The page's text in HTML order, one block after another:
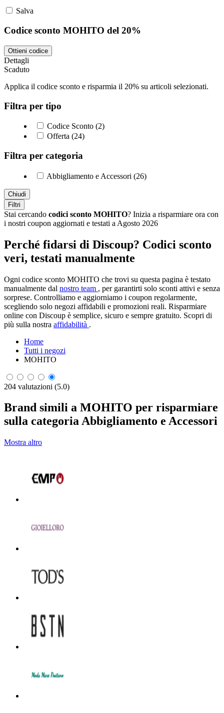
Salva
Codice sconto MOHITO del 20%
Ottieni codice
Dettagli
Scaduto
Applica il codice sconto e risparmia il 20% su articoli selezionati.
Filtra per tipo
Codice Sconto (2)
Offerta (24)
Filtra per categoria
Abbigliamento e Accessori (26)
Chiudi
Filtri
Stai cercando codici sconto MOHITO? Inizia a risparmiare ora con
i nostri coupon aggiornati e testati a Agosto 2026
Perché fidarsi di Discoup? Codici sconto
veri, testati manualmente
Ogni codice sconto MOHITO che trovi su questa pagina è testato
manualmente dal nostro team , per garantirti solo sconti attivi e senza
sorprese. Controlliamo e aggiorniamo i coupon regolarmente,
scegliendo solo negozi affidabili e promozioni reali. Risparmiare
online con Discoup è semplice, sicuro e sempre gratuito. Scopri di
più sulla nostra affidabilità .
Home
Tutti i negozi
MOHITO
204 valutazioni (5.0)
Brand simili a MOHITO per risparmiare
sulla categoria Abbigliamento e Accessori
Mostra altro